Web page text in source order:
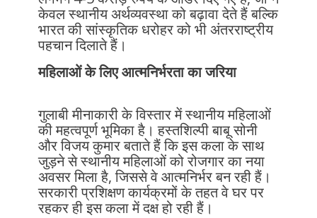
केवल स्थानीय अर्थव्यवस्था को बढ़ावा देते हैं बल्कि
भारत की सांस्कृतिक धरोहर को भी अंतरराष्ट्रीय
पहचान दिलाते हैं।
महिलाओं के लिए आत्मनिर्भरता का जरिया
गुलाबी मीनाकारी के विस्तार में स्थानीय महिलाओं
की महत्वपूर्ण भूमिका है। हस्तशिल्पी बाबू सोनी
और विजय कुमार बताते हैं कि इस कला के साथ
जुड़ने से स्थानीय महिलाओं को रोजगार का नया
अवसर मिला है, जिससे वे आत्मनिर्भर बन रही हैं।
सरकारी प्रशिक्षण कार्यक्रमों के तहत वे घर पर
रहकर ही इस कला में दक्ष हो रही हैं।